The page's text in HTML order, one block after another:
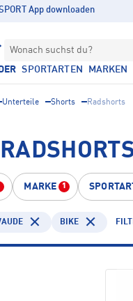
App downloaden
Wonach suchst du?
SPORTARTEN MARKEN
Unterteile Shorts Radshorts
MARKE 1
BIKE